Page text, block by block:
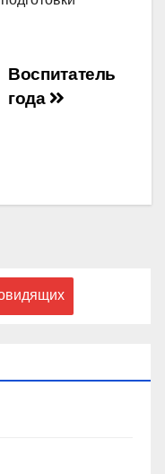
Воспитатель
года